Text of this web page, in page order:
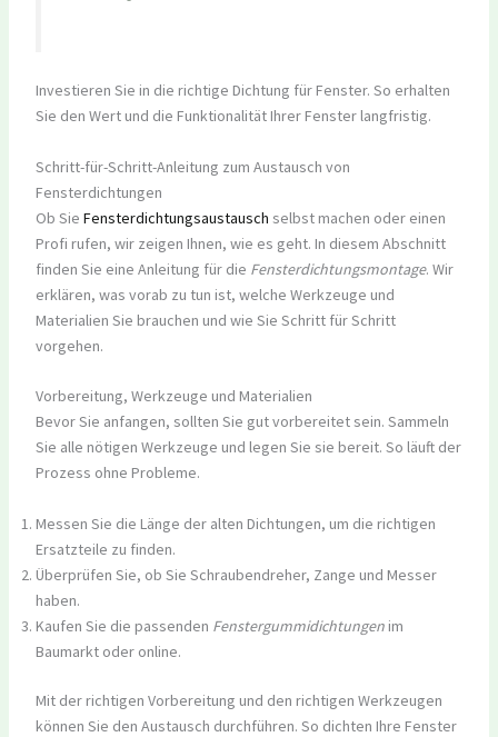
Investieren Sie in die richtige Dichtung für Fenster. So erhalten
Sie den Wert und die Funktionalität Ihrer Fenster langfristig.
Schritt-für-Schritt-Anleitung zum Austausch von
Fensterdichtungen
Ob Sie Fensterdichtungsaustausch selbst machen oder einen
Profi rufen, wir zeigen Ihnen, wie es geht. In diesem Abschnitt
finden Sie eine Anleitung für die Fensterdichtungsmontage. Wir
erklären, was vorab zu tun ist, welche Werkzeuge und
Materialien Sie brauchen und wie Sie Schritt für Schritt
vorgehen.
Vorbereitung, Werkzeuge und Materialien
Bevor Sie anfangen, sollten Sie gut vorbereitet sein. Sammeln
Sie alle nötigen Werkzeuge und legen Sie sie bereit. So läuft der
Prozess ohne Probleme.
Messen Sie die Länge der alten Dichtungen, um die richtigen
Ersatzteile zu finden.
Überprüfen Sie, ob Sie Schraubendreher, Zange und Messer
haben.
Kaufen Sie die passenden Fenstergummidichtungenim
Baumarkt oder online.
Mit der richtigen Vorbereitung und den richtigen Werkzeugen
können Sie den Austausch durchführen. So dichten Ihre Fenster